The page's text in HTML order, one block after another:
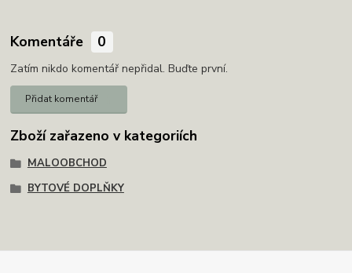
Komentáře 0
Zatím nikdo komentář nepřidal. Buďte první.
Přidat komentář
Zboží zařazeno v kategoriích
MALOOBCHOD
BYTOVÉ DOPLŇKY